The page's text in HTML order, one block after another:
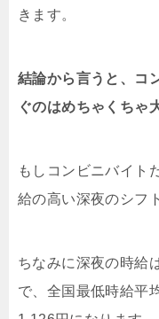
きます。
結論から言うと、コ
ぐのはめちゃくちゃ
もしコンビニバイト
給の高い深夜のシフ
ちなみに深夜の時給
で、全国最低時給平